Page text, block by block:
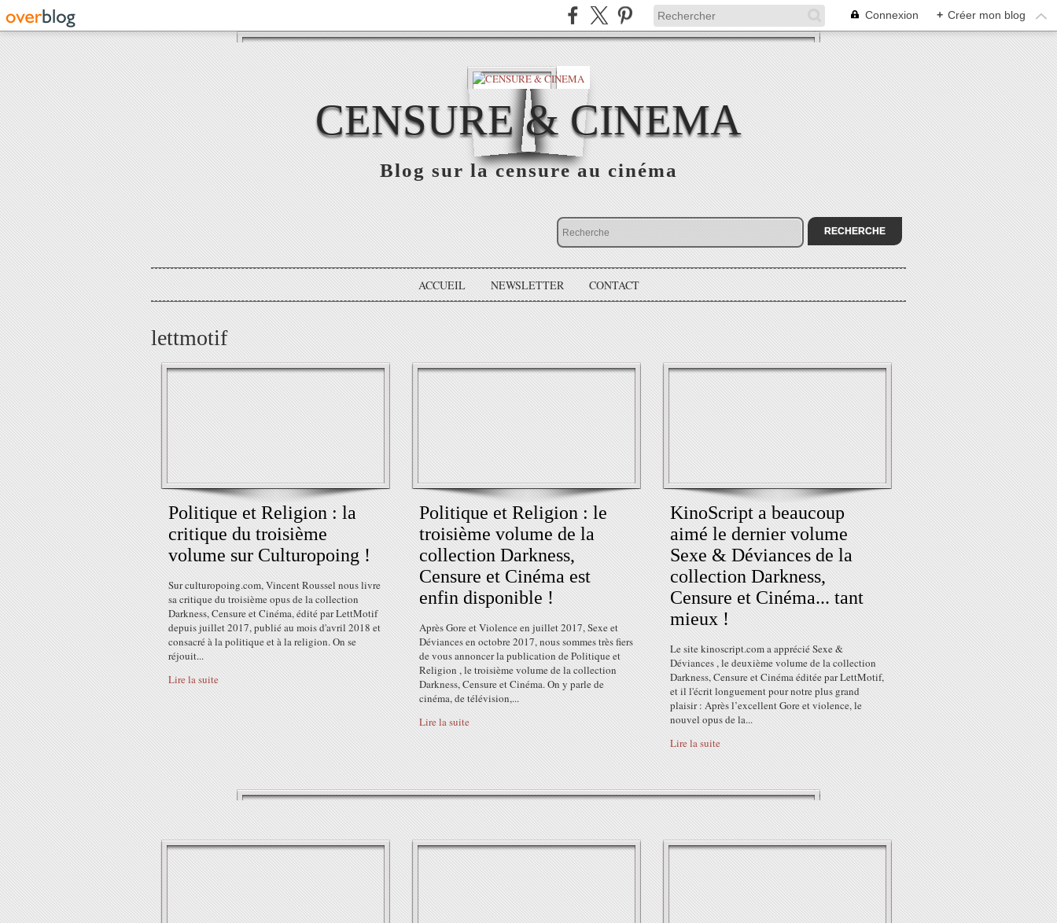
Connexion + Créer mon blog
CENSURE & CINEMA
Blog sur la censure au cinéma
ACCUEIL NEWSLETTER CONTACT
lettmotif
Politique et Religion : la
critique du troisième
volume sur Culturopoing !
Sur culturopoing.com, Vincent Roussel nous livre
sa critique du troisième opus de la collection
Darkness, Censure et Cinéma, édité par LettMotif
depuis juillet 2017, publié au mois d'avril 2018 et
consacré à la politique et à la religion. On se
réjouit...
Lire la suite
Politique et Religion : le
troisième volume de la
collection Darkness,
Censure et Cinéma est
enfin disponible !
Après Gore et Violence en juillet 2017, Sexe et
Déviances en octobre 2017, nous sommes très fiers
de vous annoncer la publication de Politique et
Religion , le troisième volume de la collection
Darkness, Censure et Cinéma. On y parle de
cinéma, de télévision,...
Lire la suite
KinoScript a beaucoup
aimé le dernier volume
Sexe & Déviances de la
collection Darkness,
Censure et Cinéma... tant
mieux !
Le site kinoscript.com a apprécié Sexe &
Déviances , le deuxième volume de la collection
Darkness, Censure et Cinéma éditée par LettMotif,
et il l'écrit longuement pour notre plus grand
plaisir : Après l’excellent Gore et violence, le
nouvel opus de la...
Lire la suite